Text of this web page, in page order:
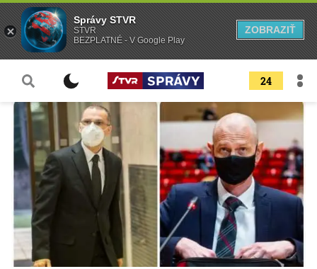
24
Správy STVR
STVR
BEZPLATNÉ - V Google Play
ZOBRAZIŤ